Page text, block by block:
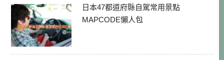
日本47都道府縣自駕常用景點
MAPCODE懶人包